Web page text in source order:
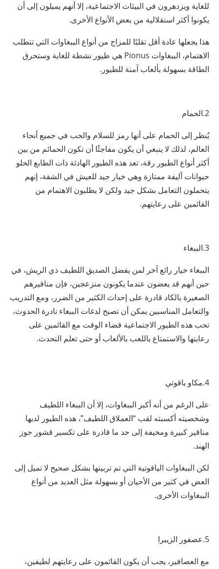
للغاية ويزدهرون في البيئات الاجتماعية، إلا أنهم يميلون إلى أن
يكونوا أكثر استقلالية من بعض الأنواع الأخرى.
هذا يجعلها عادة أقل تقلبًا للمزاج من أنواع الببغاوات التي تتطلب
الاهتمام، الببغاوات Pionus هي طيور نشطة للغاية وستحرق
الطاقة بسهولة بألعاب آمنة للطيور.
2.الحمام
يُنظر إلى الحمام على أنها رمز للسلام والحب في جميع أنحاء
العالم، لذلك لا ينبغي أن يكون مفاجئًا أن تكون الحمائم من بين
أكثر أنواع الطيور رقة، تعد هذه الطيور الهادئة ذات الطابع الحلو
حيوانات أليفة ممتازة وهي خيار جيد للعيش في الشقة، إنهم
يتحملون التعامل بشكل جيد ولكن لا يطلبون الاهتمام من
القائمين على رعايتهم.
3.الببغاء
الببغاء خيار رائع آخر لمن يفضل الصديق اللطيف ذي الريش، في
حين أنهم قد يعضون عندما يكونون منزعجين، فإن مناقيرهم
الصغيرة بالكاد قادرة على إحداث الكثير من الضرر، ومع التدريب
والتعامل المناسبين يمكن أن تصبح لدغات الببغاء نادرة الحدوث،
تحب هذه الطيور الاجتماعية قضاء الوقت مع القائمين على
رعايتها والاستمتاع باللعب بالألعاب أو حتى تعلم التحدث.
4.مكاو ياقوتي
على الرغم من أنه أكبر الببغاوات، إلا أن الببغاء اللطيف
وشخصيته أكسبته لقب “العملاق اللطيف”، هذه الطيور لديها
مناقير كبيرة ومخيفة إلى حد ما قادرة على تكسير قشور جوز
الهند.
لكن الببغاوات الياقوتية التي تم تربيتها بشكل صحيح لا تميل إلى
العض في كثير من الأحيان أو بسهولة مثل العديد من أنواع
الببغاوات الأخرى.
5.عصفور الزيبرا
مع العصافير، يجب أن يكون القائمون على رعايتهم لطيفين،